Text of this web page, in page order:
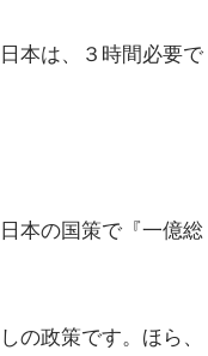
本は、３時間必要で
本の国策で『一億総
政策です。ほら、